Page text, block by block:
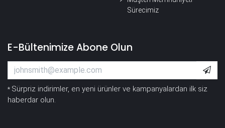
Sürecimiz
E-Bültenimize Abone Olun
* Sürpriz indirimler, en yeni ürünler ve kampanyalardan ilk siz
haberdar olun.